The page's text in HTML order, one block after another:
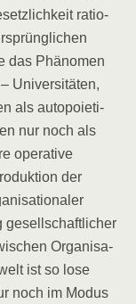
ratio­
das Phä­no­men
Uni­ver­si­tä­ten,
als auto­poie­ti­
nur noch als
ope­ra­ti­ve
der
gesell­schaft­li­cher
Orga­ni­sa­
ist so lose
noch im Modus